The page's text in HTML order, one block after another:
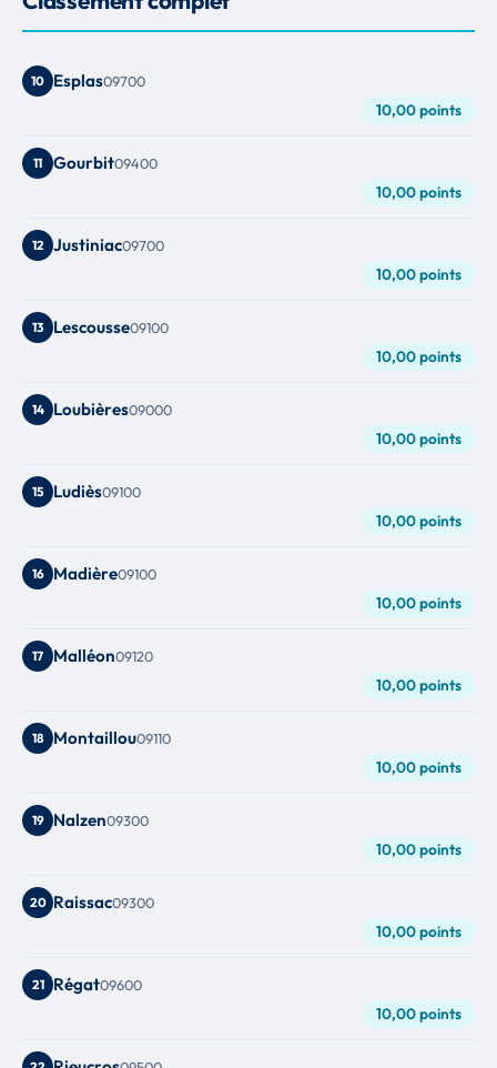
10 Esplas09700
10,00 points
11 Gourbit09400
10,00 points
12 Justiniac09700
10,00 points
13 Lescousse09100
10,00 points
14 Loubières09000
10,00 points
15 Ludiès09100
10,00 points
16 Madière09100
10,00 points
17 Malléon09120
10,00 points
18 Montaillou09110
10,00 points
19 Nalzen09300
10,00 points
20 Raissac09300
10,00 points
21 Régat09600
10,00 points